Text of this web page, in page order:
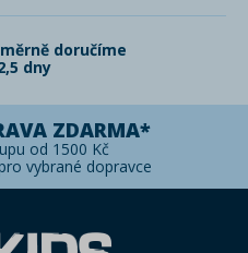
doručíme
dny
ZDARMA*
od 1500 Kč
vybrané dopravce